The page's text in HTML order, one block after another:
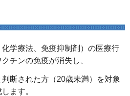
学療法、免疫抑制剤）の医療行
チンの免疫が消失し、
断された方（20歳未満）を対象
ます。